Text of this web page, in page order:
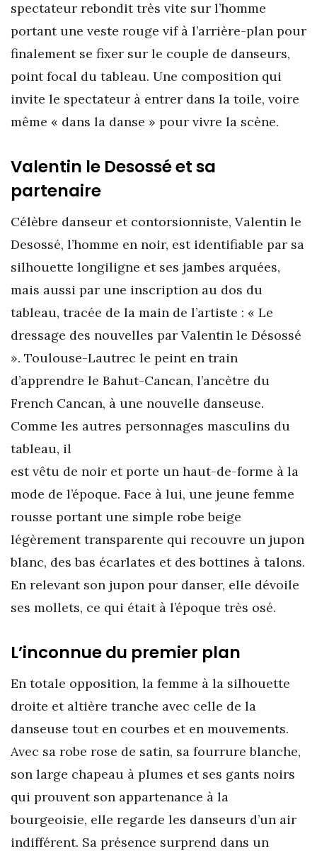
spectateur rebondit très vite sur l’homme
portant une veste rouge vif à l’arrière-plan pour
finalement se fixer sur le couple de danseurs,
point focal du tableau. Une composition qui
invite le spectateur à entrer dans la toile, voire
même « dans la danse » pour vivre la scène.
Valentin le Desossé et sa
partenaire
Célèbre danseur et contorsionniste, Valentin le
Desossé, l’homme en noir, est identifiable par sa
silhouette longiligne et ses jambes arquées,
mais aussi par une inscription au dos du
tableau, tracée de la main de l’artiste : « Le
dressage des nouvelles par Valentin le Désossé
». Toulouse-Lautrec le peint en train
d’apprendre le Bahut-Cancan, l’ancètre du
French Cancan, à une nouvelle danseuse.
Comme les autres personnages masculins du
tableau, il
est vêtu de noir et porte un haut-de-forme à la
mode de l’époque. Face à lui, une jeune femme
rousse portant une simple robe beige
légèrement transparente qui recouvre un jupon
blanc, des bas écarlates et des bottines à talons.
En relevant son jupon pour danser, elle dévoile
ses mollets, ce qui était à l’époque très osé.
L’inconnue du premier plan
En totale opposition, la femme à la silhouette
droite et altière tranche avec celle de la
danseuse tout en courbes et en mouvements.
Avec sa robe rose de satin, sa fourrure blanche,
son large chapeau à plumes et ses gants noirs
qui prouvent son appartenance à la
bourgeoisie, elle regarde les danseurs d’un air
indifférent. Sa présence surprend dans un